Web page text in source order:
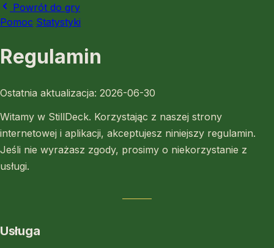
Powrót do gry
Pomoc Statystyki
Regulamin
Ostatnia aktualizacja: 2026-06-30
Witamy w StillDeck. Korzystając z naszej strony
internetowej i aplikacji, akceptujesz niniejszy regulamin.
Jeśli nie wyrażasz zgody, prosimy o niekorzystanie z
usługi.
Usługa